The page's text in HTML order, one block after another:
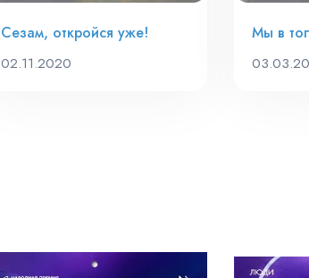
Сезам, откройся уже!
02.11.2020
Мы в